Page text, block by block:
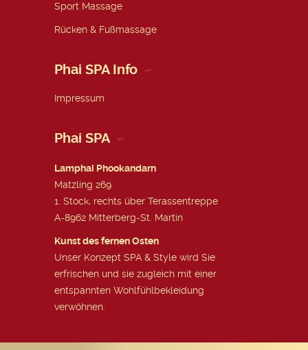
Sport Massage
Rücken & Fußmassage
Phai SPA Info
Impressum
Phai SPA
Lamphai Phookandarn
Matzling 269
1. Stock, rechts über Terassentreppe
A-8962 Mitterberg-St. Martin
Kunst des fernen Osten
Unser Konzept SPA & Style wird Sie
erfrischen und sie zugleich mit einer
entspannten Wohlfühlbekleidung
verwöhnen.